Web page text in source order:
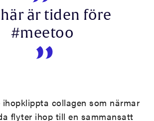
är tiden före
#meetoo
ihopklippta collagen som närmar
flyter ihop till en sammansatt